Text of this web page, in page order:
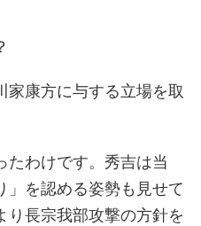
家康方に与する立場を取
たわけです。秀吉は当
」を認める姿勢も見せて
り長宗我部攻撃の方針を